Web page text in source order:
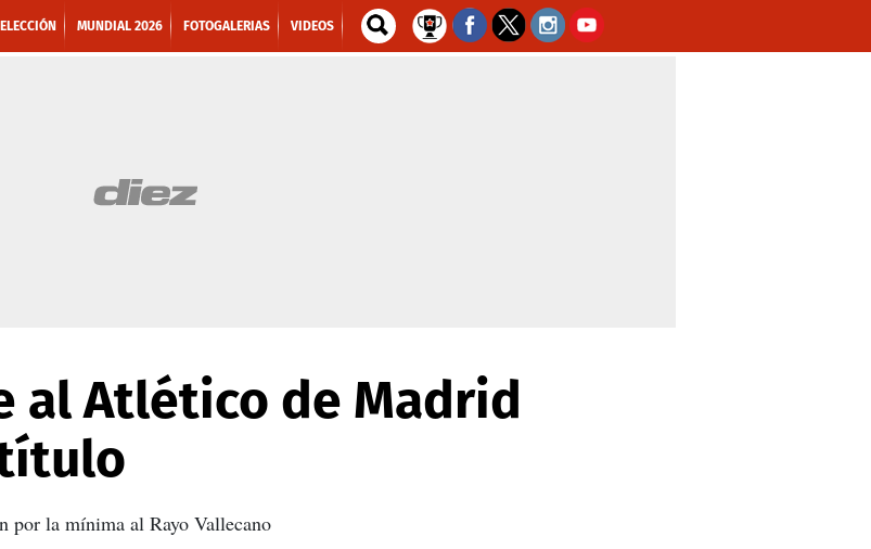
MUNDIAL 2026 FOTOGALERIAS VIDEOS
al Atlético de Madrid
por la mínima al Rayo Vallecano